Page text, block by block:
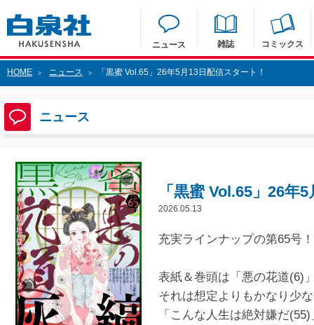
ニュース 雑誌 コミックス
HOME > ニュース > 「黒蜜 Vol.65」26年5月13日配信スタート！
ニュース
「黒蜜 Vol.65」26年
2026.05.13
充実ラインナップの第65
表紙＆巻頭は「悪の花道(6)
それは想定よりもかなり
「こんな人生は絶対嫌だ